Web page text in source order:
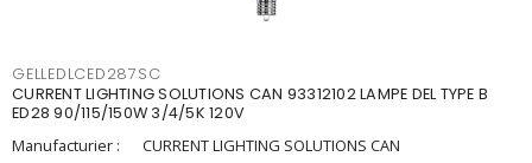
GELLEDLCED287SC
CURRENT LIGHTING SOLUTIONS CAN 93312102 LAMPE DEL TYPE B
ED28 90/115/150W 3/4/5K 120V
Manufacturier :
CURRENT LIGHTING SOLUTIONS CAN